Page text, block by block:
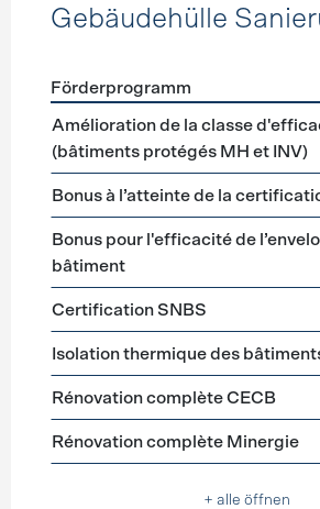
Gebäudehülle
Förderprogramme Gebäudehülle
Förderprogramm
Amélioration de la classe
(bâtiments protégés MH et INV)
Bonus à l’atteinte de la
Bonus pour l'efficacité de
bâtiment
Certification SNBS
Isolation thermique des
Rénovation complète CECB
Rénovation complète Minergie
+ alle öffnen